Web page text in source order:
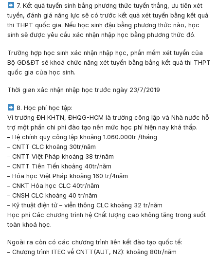
7. Kết quả tuyển sinh bằng phương thức tuyển thẳng, ưu tiên xét
tuyển, đánh giá năng lực sẽ có trước kết quả xét tuyển bằng kết quả
thi THPT quốc gia. Nếu học sinh đậu bằng phương thức nào, học
sinh sẽ được yêu cầu xác nhận nhập học bằng phương thức đó.
Trường hợp học sinh xác nhận nhập học, phần mềm xét tuyển của
Bộ GD&ĐT sẽ khoá chức năng xét tuyển bằng bằng kết quả thi THPT
quốc gia của học sinh.
Thời gian xác nhận nhập học trước ngày 23/7/2019
8. Học phí học tập:
Vì trường ĐH KHTN, ĐHQG-HCM là trường công lập và Nhà nước hỗ
trợ một phần chi phí đào tạo nên mức học phí hiện nay khá thấp.
– Hệ chính quy công lập khoảng 1.060.000tr /tháng
– CNTT CLC khoảng 30tr/năm
– CNTT Việt Pháp khoảng 38 tr/năm
– CNTT Tiên Tiến khoảng 40tr/năm
– Hóa học Việt Pháp khoảng 160 tr/4năm
– CNKT Hóa học CLC 40tr/năm
– CNSH CLC khoảng 40 tr/năm
– Kỹ thuật điện tử – viễn thông CLC khoảng 32 tr/năm
Học phí Các chương trình hệ Chất lượng cao không tăng trong suốt
toàn khoá học.
Ngoài ra còn có các chương trình liên kết đào tạo quốc tế:
– Chương trình ITEC về CNTT(AUT, NZ): khoảng 80tr/năm